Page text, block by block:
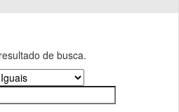
de busca.